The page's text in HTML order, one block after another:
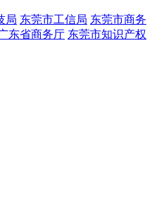
局 东莞市工信局 东莞市商务
东省商务厅 东莞市知识产权